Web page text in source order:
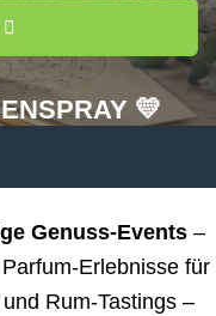
💛
Genuss-Events–
Erlebnisse für
Rum-Tastings –